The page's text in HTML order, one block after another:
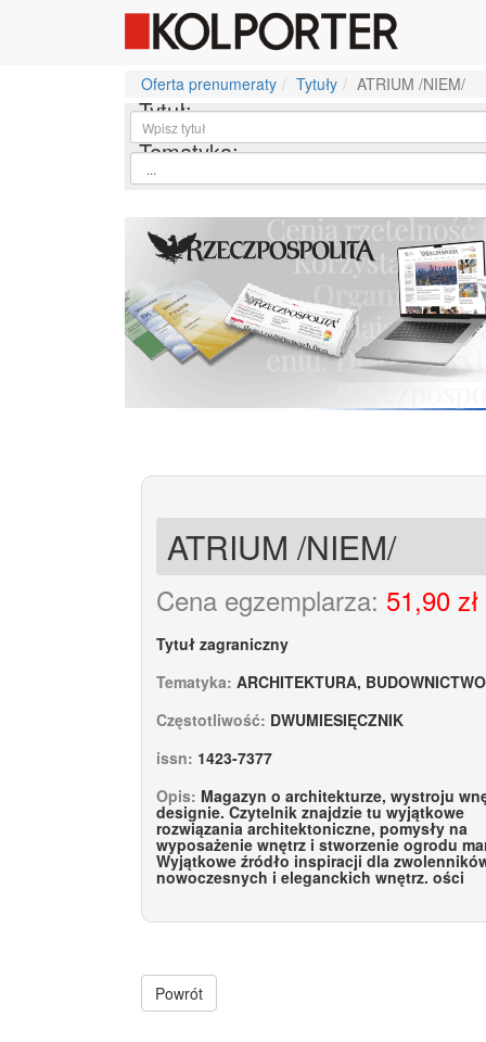
Oferta prenumeraty Tytuły ATRIUM /NIEM/
Tytuł:
Tematyka:
ATRIUM /NIEM/
Cena egzemplarza: 51,90 zł
Tytuł zagraniczny
Tematyka: ARCHITEKTURA, BUDOWNICTWO
Częstotliwość: DWUMIESIĘCZNIK
issn: 1423-7377
Opis: Magazyn o architekturze, wystroju
designie. Czytelnik znajdzie tu wyjątkowe
rozwiązania architektoniczne, pomysły na
wyposażenie wnętrz i stworzenie ogrodu
Wyjątkowe źródło inspiracji dla
nowoczesnych i eleganckich wnętrz. ości
Powrót